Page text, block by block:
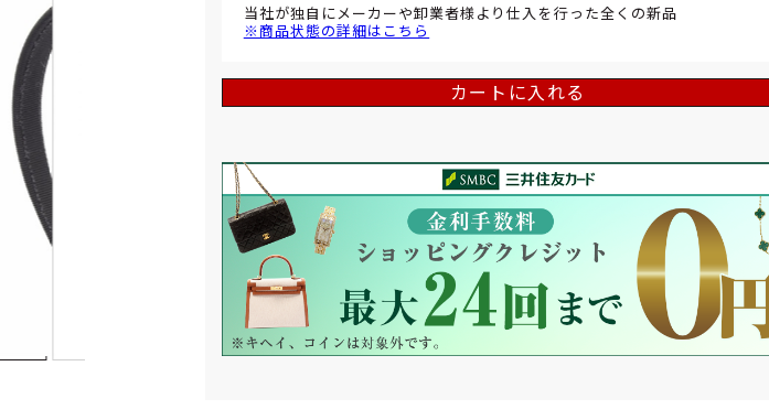
当社が独自にメーカーや卸業者様より仕入を行った全くの新品
※商品状態の詳細はこちら
カートに入れる